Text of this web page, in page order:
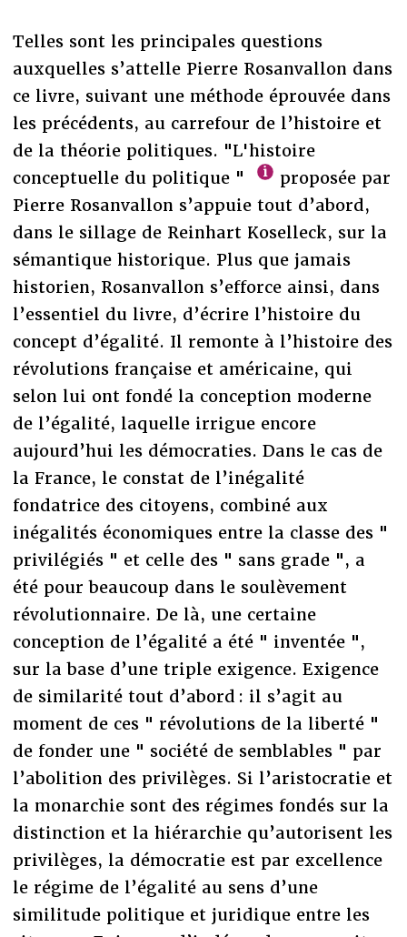
Telles sont les principales questions
auxquelles s’attelle Pierre Rosanvallon dans
ce livre, suivant une méthode éprouvée dans
les précédents, au carrefour de l’histoire et
de la théorie politiques. "L'histoire
conceptuelle du politique "
proposée par
Pierre Rosanvallon s’appuie tout d’abord,
dans le sillage de Reinhart Koselleck, sur la
sémantique historique. Plus que jamais
historien, Rosanvallon s’efforce ainsi, dans
l’essentiel du livre, d’écrire l’histoire du
concept d’égalité. Il remonte à l’histoire des
révolutions française et américaine, qui
selon lui ont fondé la conception moderne
de l’égalité, laquelle irrigue encore
aujourd’hui les démocraties. Dans le cas de
la France, le constat de l’inégalité
fondatrice des citoyens, combiné aux
inégalités économiques entre la classe des "
privilégiés " et celle des " sans grade ", a
été pour beaucoup dans le soulèvement
révolutionnaire. De là, une certaine
conception de l’égalité a été " inventée ",
sur la base d’une triple exigence. Exigence
de similarité tout d’abord : il s’agit au
moment de ces " révolutions de la liberté "
de fonder une " société de semblables " par
l’abolition des privilèges. Si l’aristocratie et
la monarchie sont des régimes fondés sur la
distinction et la hiérarchie qu’autorisent les
privilèges, la démocratie est par excellence
le régime de l’égalité au sens d’une
similitude politique et juridique entre les